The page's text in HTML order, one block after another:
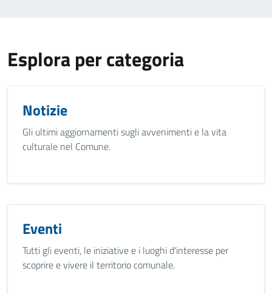
Esplora per categoria
Notizie
Gli ultimi aggiornamenti sugli avvenimenti e la vita
culturale nel Comune.
Eventi
Tutti gli eventi, le iniziative e i luoghi d'interesse per
scoprire e vivere il territorio comunale.